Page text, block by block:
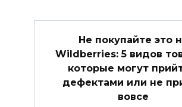
Не покупайте это
Wildberries: 5 видов
которые могут
дефектами или не
вовсе